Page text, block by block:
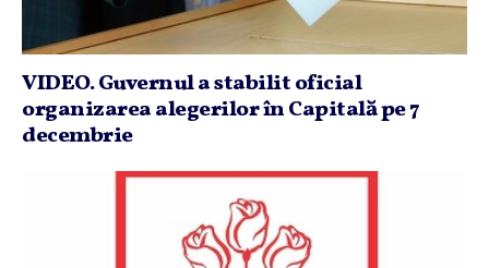
VIDEO. Guvernul a stabilit oficial
organizarea alegerilor în Capitală pe 7
decembrie